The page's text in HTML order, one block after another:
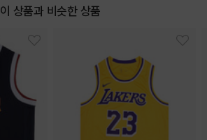
이 상품과 비슷한 상품